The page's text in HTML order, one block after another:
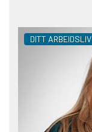
DITT ARBEIDSLIV